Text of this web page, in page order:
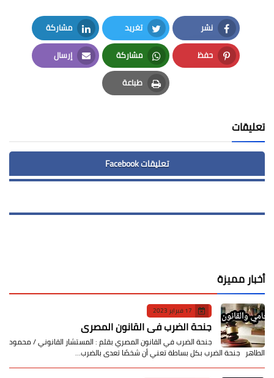
نشر
Facebook
تغريد
Twitter
مشاركة
LinkedIn
حفظ
Pinterest
مشاركة
Whatsapp
إرسال
Email
طباعة
Print
تعليقات
تعليقات Facebook
أخبار مميزة
17 فبراير 2023
جنحة الضرب في القانون المصري
جنحة الضرب في القانون المصري بقلم : المستشار القانوني / محمود
الطاهر جنحة الضرب بكل بساطة تعني أن شخصًا تعدى بالضرب…